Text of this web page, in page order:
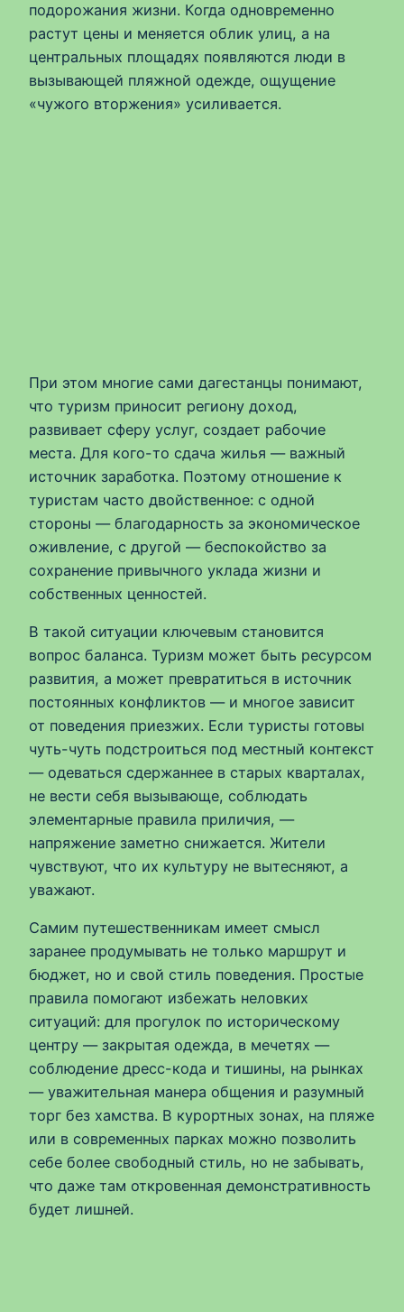
подорожания жизни. Когда одновременно
растут цены и меняется облик улиц, а на
центральных площадях появляются люди в
вызывающей пляжной одежде, ощущение
«чужого вторжения» усиливается.
При этом многие сами дагестанцы понимают,
что туризм приносит региону доход,
развивает сферу услуг, создает рабочие
места. Для кого-то сдача жилья — важный
источник заработка. Поэтому отношение к
туристам часто двойственное: с одной
стороны — благодарность за экономическое
оживление, с другой — беспокойство за
сохранение привычного уклада жизни и
собственных ценностей.
В такой ситуации ключевым становится
вопрос баланса. Туризм может быть ресурсом
развития, а может превратиться в источник
постоянных конфликтов — и многое зависит
от поведения приезжих. Если туристы готовы
чуть-чуть подстроиться под местный контекст
— одеваться сдержаннее в старых кварталах,
не вести себя вызывающе, соблюдать
элементарные правила приличия, —
напряжение заметно снижается. Жители
чувствуют, что их культуру не вытесняют, а
уважают.
Самим путешественникам имеет смысл
заранее продумывать не только маршрут и
бюджет, но и свой стиль поведения. Простые
правила помогают избежать неловких
ситуаций: для прогулок по историческому
центру — закрытая одежда, в мечетях —
соблюдение дресс-кода и тишины, на рынках
— уважительная манера общения и разумный
торг без хамства. В курортных зонах, на пляже
или в современных парках можно позволить
себе более свободный стиль, но не забывать,
что даже там откровенная демонстративность
будет лишней.